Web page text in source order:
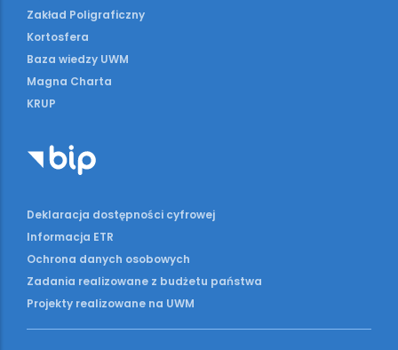
Zakład Poligraficzny
Kortosfera
Baza wiedzy UWM
Magna Charta
KRUP
Deklaracja dostępności cyfrowej
Informacja ETR
Ochrona danych osobowych
Zadania realizowane z budżetu państwa
Projekty realizowane na UWM